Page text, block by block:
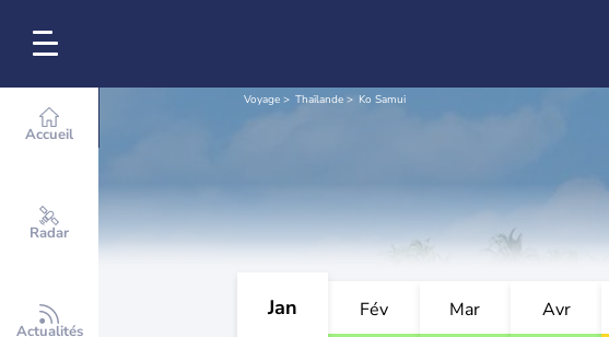
Accueil
Radar
Actualités
Voyage Thaïlande Ko Samui
Jan Fév Mar Avr